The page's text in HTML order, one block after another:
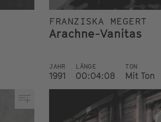
FRANZISKA MEGERT
Arachne-Vanitas
JAHR
1991
LÄNGE
00:04:08
TON
Mit Ton